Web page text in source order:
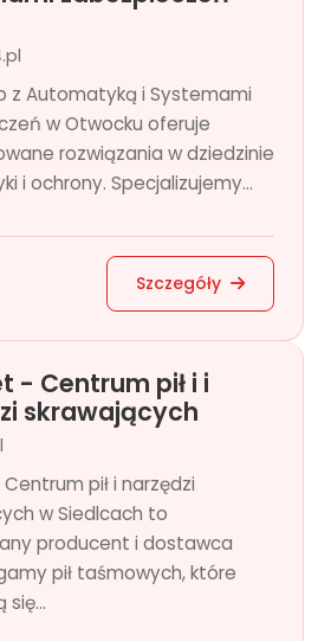
z Automatyką i Systemami
w Otwocku oferuje
rozwiązania w dziedzinie
i ochrony. Specjalizujemy...
Szczegóły
- Centrum pił i i
skrawających
pił i narzędzi
w Siedlcach to
producent i dostawca
pił taśmowych, które
się...